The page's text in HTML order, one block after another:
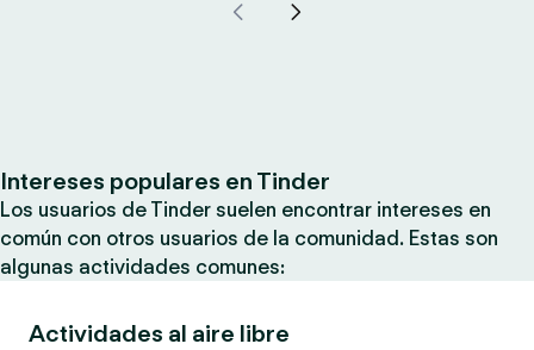
Intereses populares en Tinder
Los usuarios de Tinder suelen encontrar intereses en
común con otros usuarios de la comunidad. Estas son
algunas actividades comunes:
Actividades al aire libre